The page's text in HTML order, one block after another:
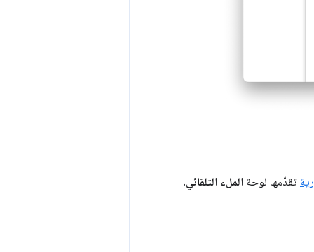
تقدّمها لوحة الملء التلقائي.